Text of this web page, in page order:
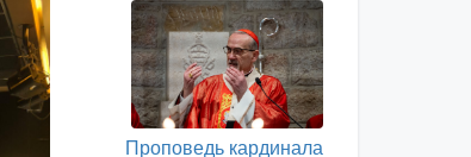
Проповедь кардинала